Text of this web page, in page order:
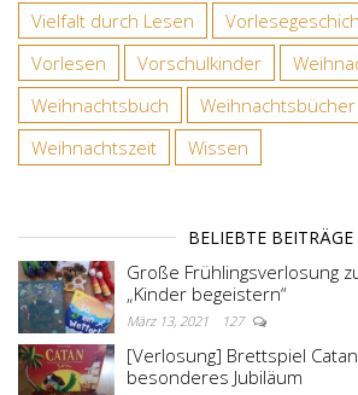
Vielfalt durch Lesen
Vorlesen
Vorschulkinder
Weihnachtsbuch
Weihnachtsbücher
Weihnachtszeit
Wissen
BELIEBTE BEITRÄGE
Große Frühlingsverlosung
„Kinder begeistern“
März 13, 2021 127
[Verlosung] Brettspiel
besonderes Jubiläum